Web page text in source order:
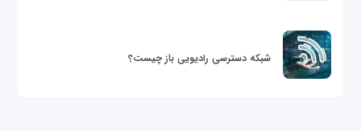
شبکه دسترسی رادیویی باز چیست؟